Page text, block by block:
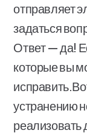
отправляет
задаться
Ответ — да!
которые вы
устранению
реализовать